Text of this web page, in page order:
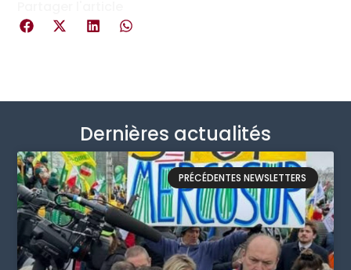
Dernières actualités
PRÉCÉDENTES NEWSLETTERS